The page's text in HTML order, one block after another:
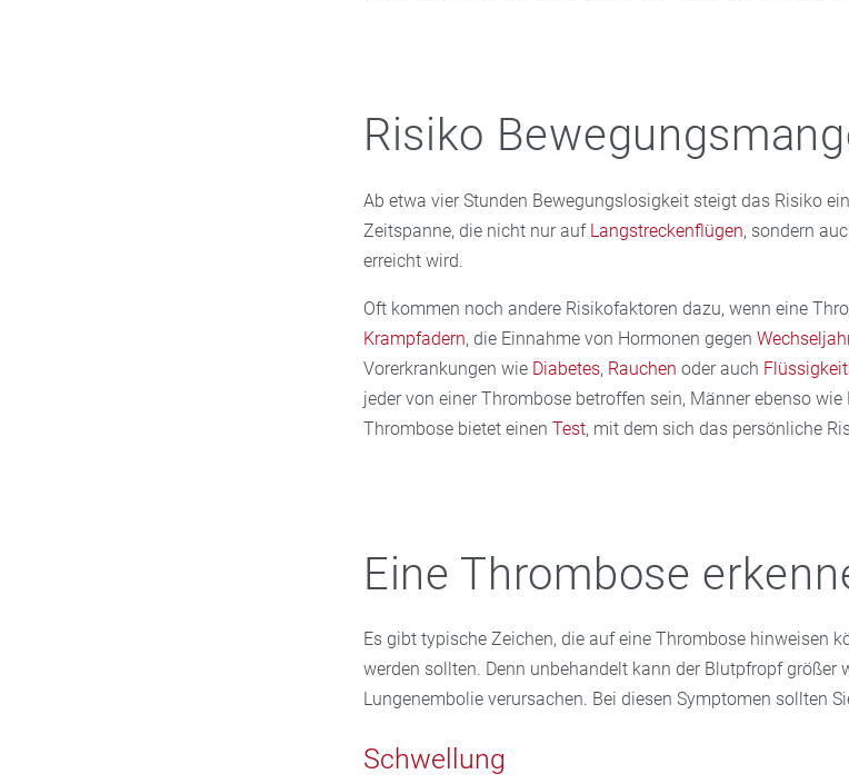
Risiko
Ab etwa vier Stunden Bewegungslosigkeit steigt das Risiko
Zeitspanne, die nicht nur auf Langstreckenflügen, sondern
erreicht wird.
Oft kommen noch andere Risikofaktoren dazu, wenn eine
Krampfadern, die Einnahme von Hormonen gegen
Vorerkrankungen wie Diabetes, Rauchen oder auch
jeder von einer Thrombose betroffen sein, Männer ebenso
Thrombose bietet einen Test, mit dem sich das persönliche
Eine Thrombose
Es gibt typische Zeichen, die auf eine Thrombose hinweisen
werden sollten. Denn unbehandelt kann der Blutpfropf größer
Lungenembolie verursachen. Bei diesen Symptomen sollten
Schwellung